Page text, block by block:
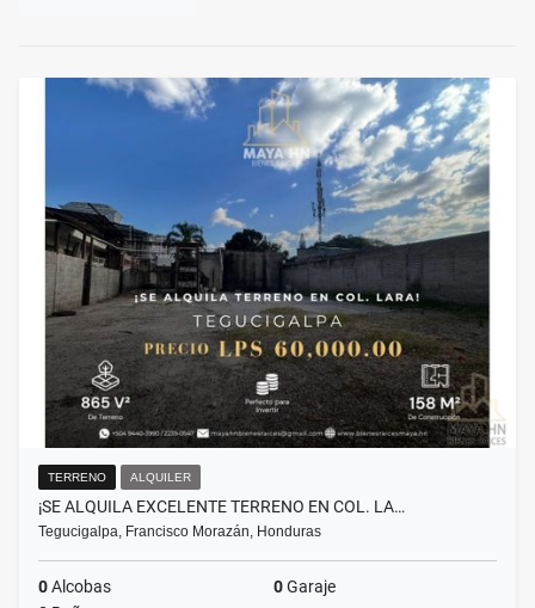
TERRENO ALQUILER
¡SE ALQUILA EXCELENTE TERRENO EN COL. LA…
Tegucigalpa, Francisco Morazán, Honduras
0Alcobas 0Garaje